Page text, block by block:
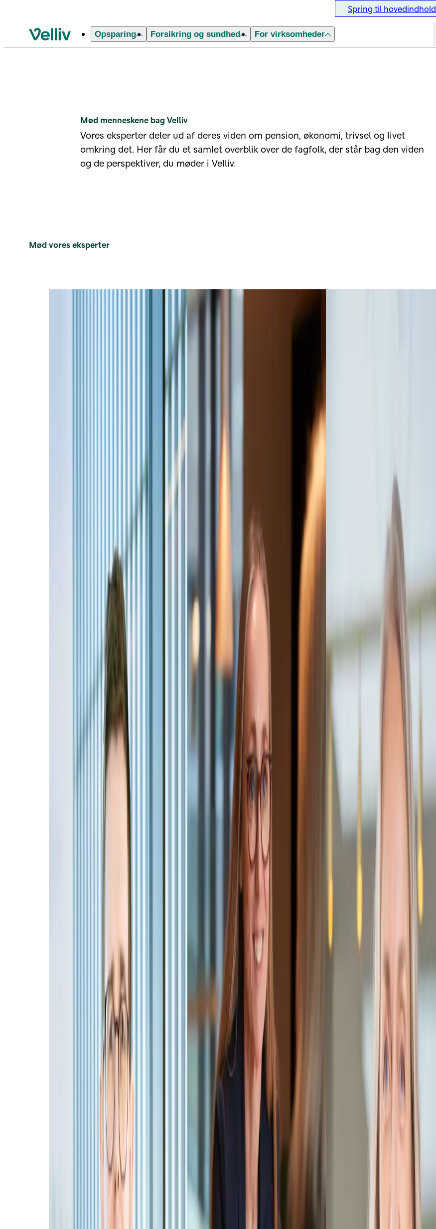
Spring til hovedindhold
Velliv startside
Opsparing Forsikring og sundhed For virksomheder
Mød menneskene bag Velliv
Vores eksperter deler ud af deres viden om pension, økonomi, trivsel og livet
omkring det. Her får du et samlet overblik over de fagfolk, der står bag den viden
og de perspektiver, du møder i Velliv.
Mød vores eksperter